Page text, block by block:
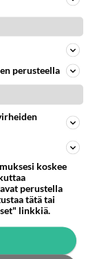
kunnes
elämässä
taas sama
Pietari
mihin koira
toinen.
Kommentoi
viestiä.
perusteella
koskee
perustella
tätä tai
linkkiä.